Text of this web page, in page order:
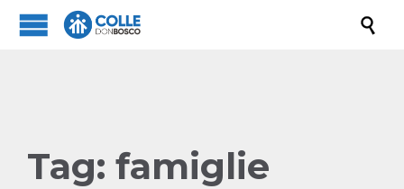

Tag: famiglie